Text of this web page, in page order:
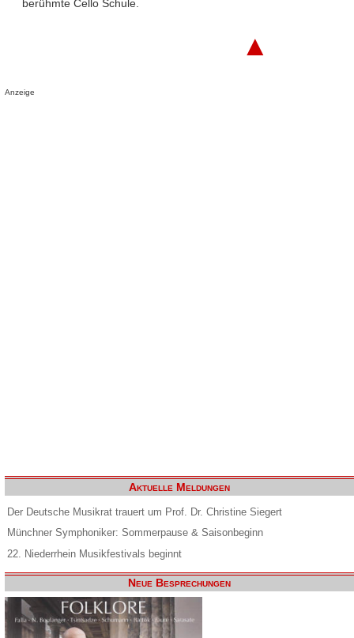
berühmte Cello Schule.
▲
Anzeige
Aktuelle Meldungen
Der Deutsche Musikrat trauert um Prof. Dr. Christine Siegert
Münchner Symphoniker: Sommerpause & Saisonbeginn
22. Niederrhein Musikfestivals beginnt
Neue Besprechungen